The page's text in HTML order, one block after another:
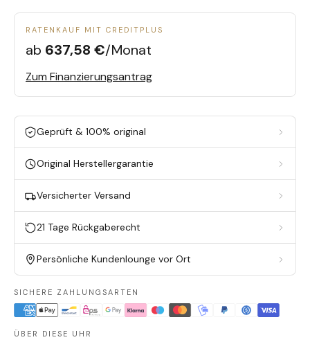
RATENKAUF MIT CREDITPLUS
ab 637,58 €/Monat
Zum Finanzierungsantrag
Geprüft & 100% original
Original Herstellergarantie
Versicherter Versand
21 Tage Rückgaberecht
Persönliche Kundenlounge vor Ort
SICHERE ZAHLUNGSARTEN
ÜBER DIESE UHR